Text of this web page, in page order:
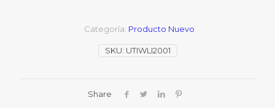
SKU: UTIWLI2001
Categoría: Producto Nuevo
Share